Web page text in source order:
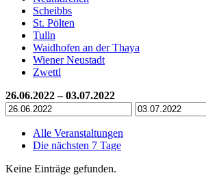
Scheibbs
St. Pölten
Tulln
Waidhofen an der Thaya
Wiener Neustadt
Zwettl
26.06.2022 – 03.07.2022
Alle Veranstaltungen
Die nächsten 7 Tage
Keine Einträge gefunden.